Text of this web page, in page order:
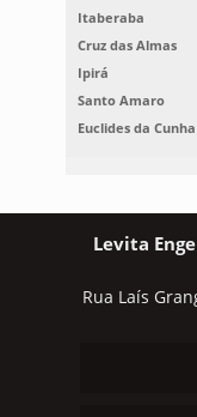
Itaberaba
Cruz das Almas
Ipirá
Santo Amaro
Euclides da Cunha
Levita
Rua Laís